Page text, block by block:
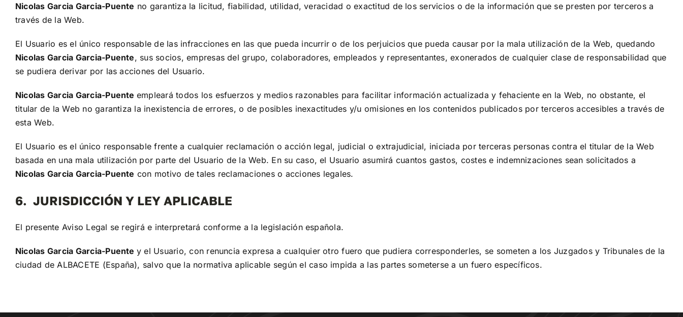
Nicolas Garcia Garcia-Puente no garantiza la licitud, fiabilidad, utilidad, veracidad o exactitud de los servicios o de la información que se presten por terceros a
través de la Web.
El Usuario es el único responsable de las infracciones en las que pueda incurrir o de los perjuicios que pueda causar por la mala utilización de la Web, quedando
Nicolas Garcia Garcia-Puente, sus socios, empresas del grupo, colaboradores, empleados y representantes, exonerados de cualquier clase de responsabilidad que
se pudiera derivar por las acciones del Usuario.
Nicolas Garcia Garcia-Puente empleará todos los esfuerzos y medios razonables para facilitar información actualizada y fehaciente en la Web, no obstante, el
titular de la Web no garantiza la inexistencia de errores, o de posibles inexactitudes y/u omisiones en los contenidos publicados por terceros accesibles a través de
esta Web.
El Usuario es el único responsable frente a cualquier reclamación o acción legal, judicial o extrajudicial, iniciada por terceras personas contra el titular de la Web
basada en una mala utilización por parte del Usuario de la Web. En su caso, el Usuario asumirá cuantos gastos, costes e indemnizaciones sean solicitados a
Nicolas Garcia Garcia-Puente con motivo de tales reclamaciones o acciones legales.
6. JURISDICCIÓN Y LEY APLICABLE
El presente Aviso Legal se regirá e interpretará conforme a la legislación española.
Nicolas Garcia Garcia-Puente y el Usuario, con renuncia expresa a cualquier otro fuero que pudiera corresponderles, se someten a los Juzgados y Tribunales de la
ciudad de ALBACETE (España), salvo que la normativa aplicable según el caso impida a las partes someterse a un fuero específicos.